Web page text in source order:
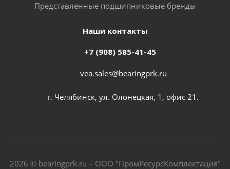
Представленные подшипниковые бренды
Наши контакты
+7 (908) 585-41-45
vea.sales@bearingprk.ru
г. Челябинск, ул. Олонецкая, 1, офис 21.
2026 © bearingprk.ru – ООО "ПромРесурсКомплектация"